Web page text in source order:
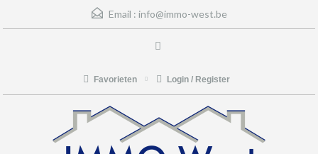
Email : info@immo-west.be
Favorieten Login / Register